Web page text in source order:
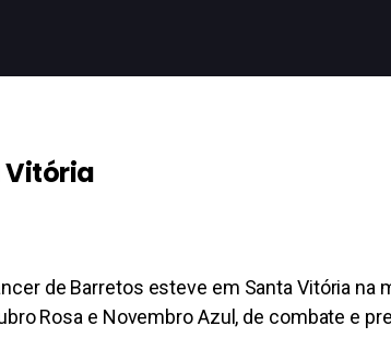
Vitória
de Barretos esteve em Santa Vitória na
Rosa e Novembro Azul, de combate e